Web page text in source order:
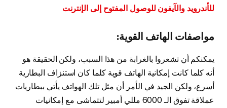
للأندرويد والآيفون للوصول المفتوح إلى الإنترنت
مواصفات الهاتف القوية:
يمكنكم أن تشعروا بالغرابة من هذا السبب، ولكن الحقيقة هو
أنه كلما كانت إمكانية الهاتف قوية كلما كان استنزاف البطارية
أسرع، ولكن الجيد في الأمر أن مثل تلك الهواتف يأتي ببطاريات
عملاقة تفوق الـ 6000 مللي أمبير لتتماشى مع إمكانيات